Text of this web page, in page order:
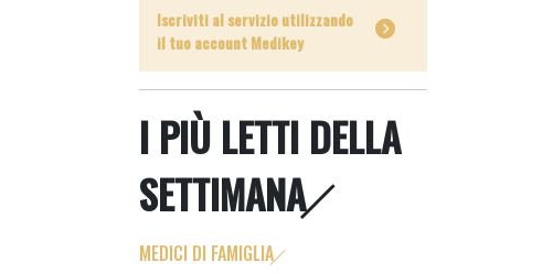
Iscriviti al servizio utilizzando
il tuo account Medikey
I PIÙ LETTI DELLA
SETTIMANA
MEDICI DI FAMIGLIA